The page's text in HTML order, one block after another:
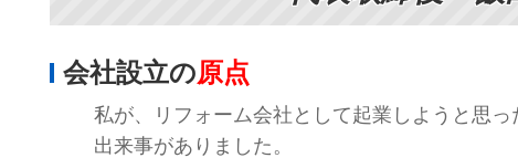
会社設立の原点
私が、リフォーム会社として起業しようと思っ
出来事がありました。